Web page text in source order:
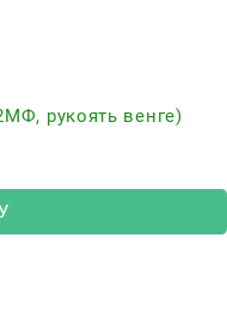
рукоять венге)